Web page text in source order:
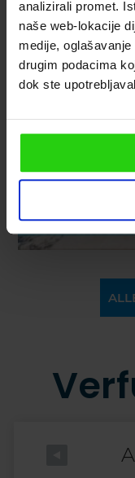
analizirali promet.
naše web-lokacije
medije,
drugim podacima
dok ste